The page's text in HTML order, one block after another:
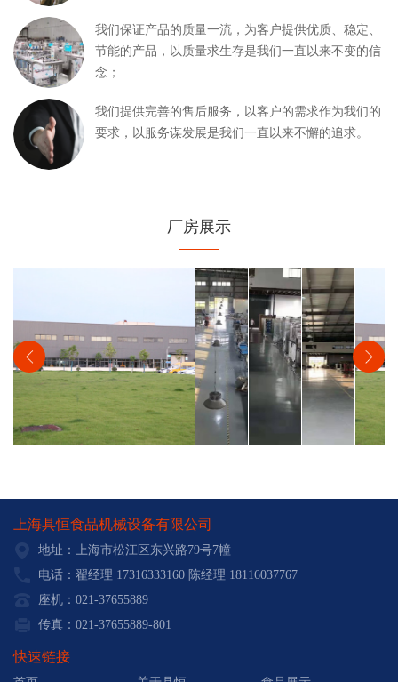
我们保证产品的质量一流，为客户提供优质、稳定、
节能的产品，以质量求生存是我们一直以来不变的信
念；
我们提供完善的售后服务，以客户的需求作为我们的
要求，以服务谋发展是我们一直以来不懈的追求。
厂房展示
上海具恒食品机械设备有限公司
地址：上海市松江区东兴路79号7幢
电话：翟经理 17316333160 陈经理 18116037767
座机：021-37655889
传真：021-37655889-801
快速链接